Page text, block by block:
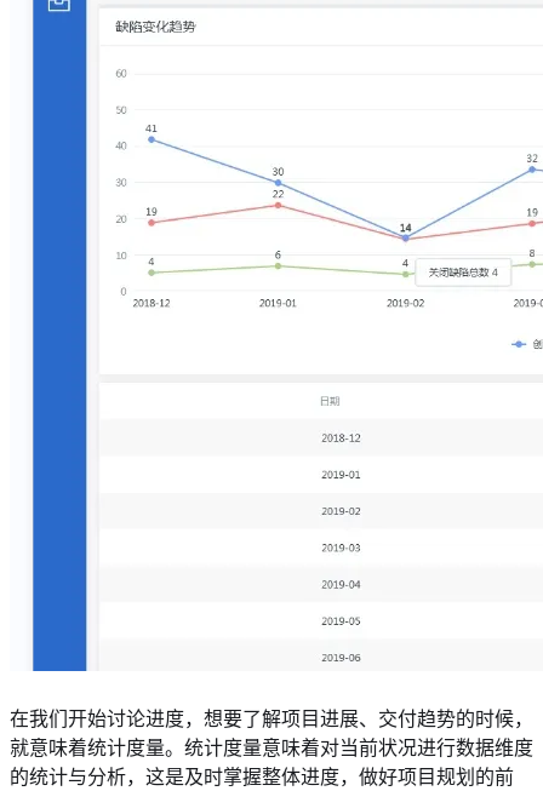
在我们开始讨论进度，想要了解项目进展、交付趋势的时候，
就意味着统计度量。统计度量意味着对当前状况进行数据维度
的统计与分析，这是及时掌握整体进度，做好项目规划的前